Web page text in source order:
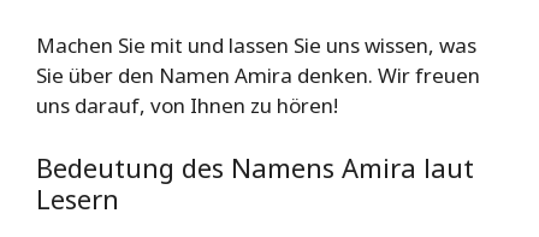
Machen Sie mit und lassen Sie uns wissen, was
Sie über den Namen Amira denken. Wir freuen
uns darauf, von Ihnen zu hören!
Bedeutung des Namens Amira laut
Lesern